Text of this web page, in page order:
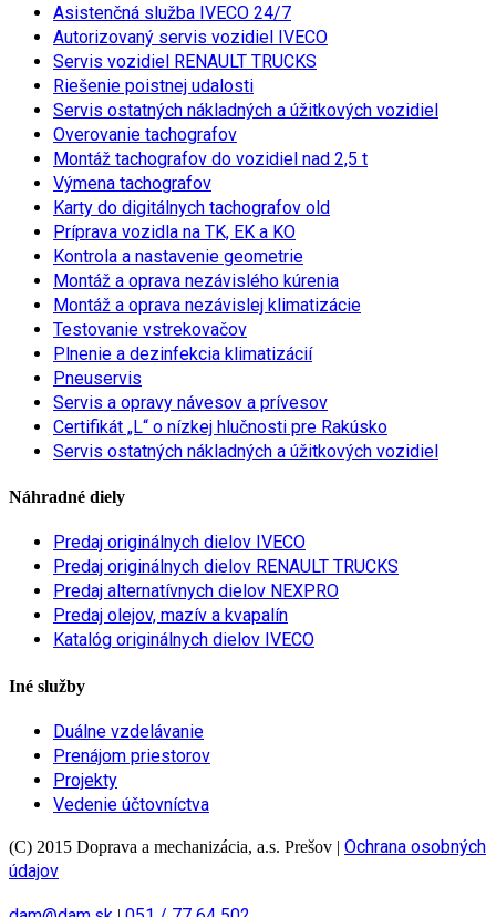
Asistenčná služba IVECO 24/7
Autorizovaný servis vozidiel IVECO
Servis vozidiel RENAULT TRUCKS
Riešenie poistnej udalosti
Servis ostatných nákladných a úžitkových vozidiel
Overovanie tachografov
Montáž tachografov do vozidiel nad 2,5 t
Výmena tachografov
Karty do digitálnych tachografov old
Príprava vozidla na TK, EK a KO
Kontrola a nastavenie geometrie
Montáž a oprava nezávislého kúrenia
Montáž a oprava nezávislej klimatizácie
Testovanie vstrekovačov
Plnenie a dezinfekcia klimatizácií
Pneuservis
Servis a opravy návesov a prívesov
Certifikát „L“ o nízkej hlučnosti pre Rakúsko
Servis ostatných nákladných a úžitkových vozidiel
Náhradné diely
Predaj originálnych dielov IVECO
Predaj originálnych dielov RENAULT TRUCKS
Predaj alternatívnych dielov NEXPRO
Predaj olejov, mazív a kvapalín
Katalóg originálnych dielov IVECO
Iné služby
Duálne vzdelávanie
Prenájom priestorov
Projekty
Vedenie účtovníctva
(C) 2015 Doprava a mechanizácia, a.s. Prešov | Ochrana osobných
údajov